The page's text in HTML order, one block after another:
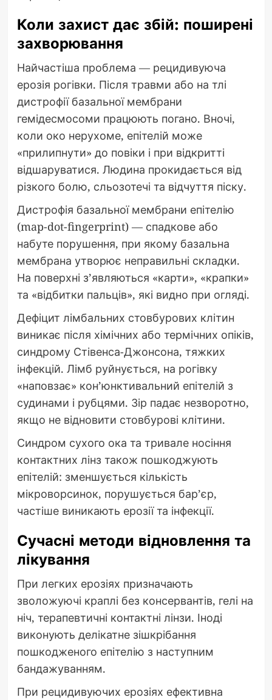
Коли захист дає збій: поширені
захворювання
Найчастіша проблема — рецидивуюча
ерозія рогівки. Після травми або на тлі
дистрофії базальної мембрани
гемідесмосоми працюють погано. Вночі,
коли око нерухоме, епітелій може
«прилипнути» до повіки і при відкритті
відшаруватися. Людина прокидається від
різкого болю, сльозотечі та відчуття піску.
Дистрофія базальної мембрани епітелію
(map-dot-fingerprint) — спадкове або
набуте порушення, при якому базальна
мембрана утворює неправильні складки.
На поверхні з’являються «карти», «крапки»
та «відбитки пальців», які видно при огляді.
Дефіцит лімбальних стовбурових клітин
виникає після хімічних або термічних опіків,
синдрому Стівенса-Джонсона, тяжких
інфекцій. Лімб руйнується, на рогівку
«наповзає» кон’юнктивальний епітелій з
судинами і рубцями. Зір падає незворотно,
якщо не відновити стовбурові клітини.
Синдром сухого ока та тривале носіння
контактних лінз також пошкоджують
епітелій: зменшується кількість
мікроворсинок, порушується бар’єр,
частіше виникають ерозії та інфекції.
Сучасні методи відновлення та
лікування
При легких ерозіях призначають
зволожуючі краплі без консервантів, гелі на
ніч, терапевтичні контактні лінзи. Іноді
виконують делікатне зішкрібання
пошкодженого епітелію з наступним
бандажуванням.
При рецидивуючих ерозіях ефективна